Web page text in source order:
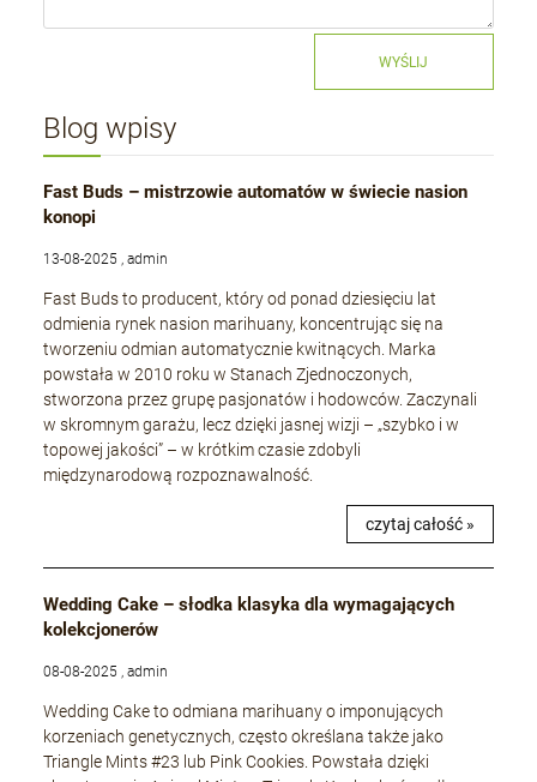
WYŚLIJ
Blog wpisy
Fast Buds – mistrzowie automatów w świecie nasion
konopi
13-08-2025 , admin
Fast Buds to producent, który od ponad dziesięciu lat
odmienia rynek nasion marihuany, koncentrując się na
tworzeniu odmian automatycznie kwitnących. Marka
powstała w 2010 roku w Stanach Zjednoczonych,
stworzona przez grupę pasjonatów i hodowców. Zaczynali
w skromnym garażu, lecz dzięki jasnej wizji – „szybko i w
topowej jakości” – w krótkim czasie zdobyli
międzynarodową rozpoznawalność.
czytaj całość »
Wedding Cake – słodka klasyka dla wymagających
kolekcjonerów
08-08-2025 , admin
Wedding Cake to odmiana marihuany o imponujących
korzeniach genetycznych, często określana także jako
Triangle Mints #23 lub Pink Cookies. Powstała dzięki